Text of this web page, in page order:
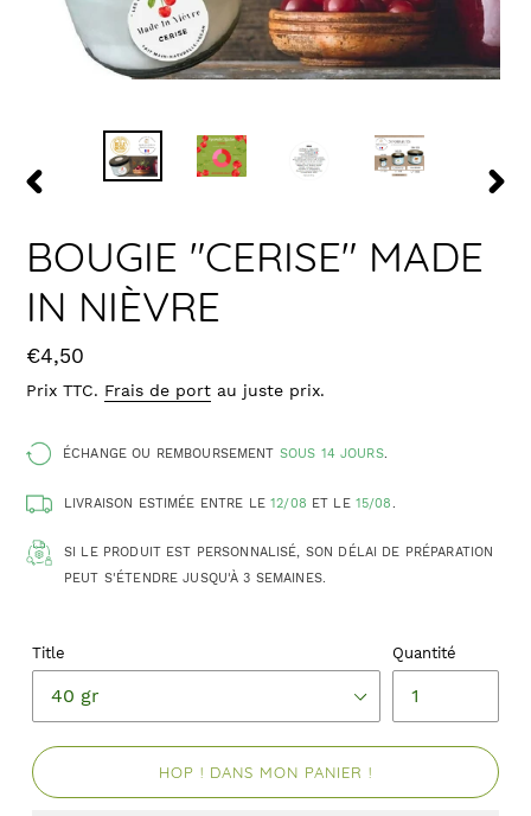
BOUGIE "CERISE" MADE
IN NIÈVRE
Prix
€4,50
Prix TTC. Frais de port au juste prix.
ÉCHANGE OU REMBOURSEMENT SOUS 14 JOURS.
LIVRAISON ESTIMÉE ENTRE LE12/08 ET LE 15/08
SI LE PRODUIT EST PERSONNALISÉ, SON DÉLAI DE PRÉPARATION
PEUT S'ÉTENDRE JUSQU'À 3 SEMAINES.
Title Quantité
HOP ! DANS MON PANIER !